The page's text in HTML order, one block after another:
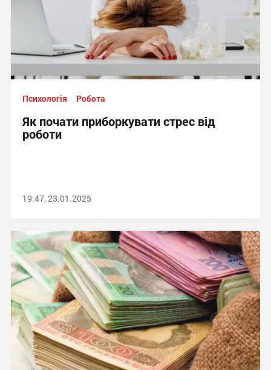
Психологія Робота
Як почати приборкувати стрес від
роботи
19:47, 23.01.2025